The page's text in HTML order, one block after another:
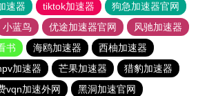
速器 tiktok加速器
狗急加速器官网
小蓝鸟 优途加速器官网
风驰加速器
书 海鸥加速器
西柚加速器
加速器 芒果加速器
猎豹加速器
vqn加速外网
黑洞加速官网